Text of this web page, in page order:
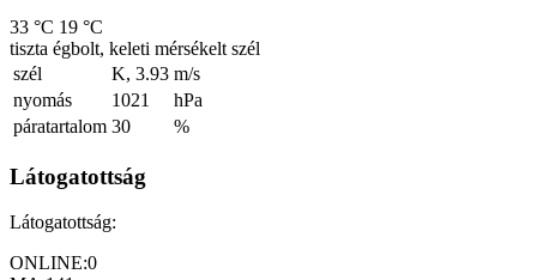
33 °C 19 °C
tiszta égbolt, keleti mérsékelt szél
szél
K, 3.93 m/s
nyomás
1021
hPa
páratartalom 30 %
Látogatottság
Látogatottság:
ONLINE:0